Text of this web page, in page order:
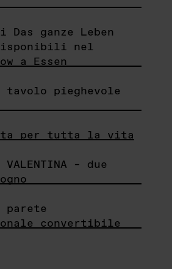
ganze Leben
nel
a Essen
tavolo pieghevole
per tutta la vita
VALENTINA – due
parete
convertibile